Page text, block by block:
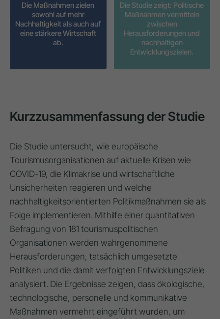
Die Maßnahmen zielen
sowohl auf mehr
Nachhaltigkeit als auch auf
eine stärkere Wirtschaft
ab.
Die Studie zeigt: Politische
Maßnahmen vermitteln
zwischen
Herausforderungen und
nachhaltigen
Entwicklungszielen.
Kurzzusammenfassung der Studie
Die Studie untersucht, wie europäische
Tourismusorganisationen auf aktuelle Krisen wie
COVID-19, die Klimakrise und wirtschaftliche
Unsicherheiten reagieren und welche
nachhaltigkeitsorientierten Politikmaßnahmen sie als
Folge implementieren. Mithilfe einer quantitativen
Befragung von 181 tourismuspolitischen
Organisationen werden wahrgenommene
Herausforderungen, tatsächlich umgesetzte
Politiken und die damit verfolgten Entwicklungsziele
analysiert. Die Ergebnisse zeigen, dass ökologische,
technologische, personelle und kommunikative
Maßnahmen vermehrt eingeführt wurden, um